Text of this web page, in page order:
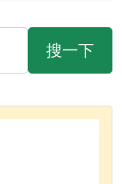
搜一下